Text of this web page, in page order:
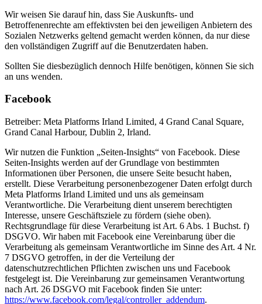
Wir weisen Sie darauf hin, dass Sie Auskunfts- und
Betroffenenrechte am effektivsten bei den jeweiligen Anbietern des
Sozialen Netzwerks geltend gemacht werden können, da nur diese
den vollständigen Zugriff auf die Benutzerdaten haben.
Sollten Sie diesbezüglich dennoch Hilfe benötigen, können Sie sich
an uns wenden.
Facebook
Betreiber: Meta Platforms Irland Limited, 4 Grand Canal Square,
Grand Canal Harbour, Dublin 2, Irland.
Wir nutzen die Funktion „Seiten-Insights“ von Facebook. Diese
Seiten-Insights werden auf der Grundlage von bestimmten
Informationen über Personen, die unsere Seite besucht haben,
erstellt. Diese Verarbeitung personenbezogener Daten erfolgt durch
Meta Platforms Irland Limited und uns als gemeinsam
Verantwortliche. Die Verarbeitung dient unserem berechtigten
Interesse, unsere Geschäftsziele zu fördern (siehe oben).
Rechtsgrundlage für diese Verarbeitung ist Art. 6 Abs. 1 Buchst. f)
DSGVO. Wir haben mit Facebook eine Vereinbarung über die
Verarbeitung als gemeinsam Verantwortliche im Sinne des Art. 4 Nr.
7 DSGVO getroffen, in der die Verteilung der
datenschutzrechtlichen Pflichten zwischen uns und Facebook
festgelegt ist. Die Vereinbarung zur gemeinsamen Verantwortung
nach Art. 26 DSGVO mit Facebook finden Sie unter:
https://www.facebook.com/legal/controller_addendum.